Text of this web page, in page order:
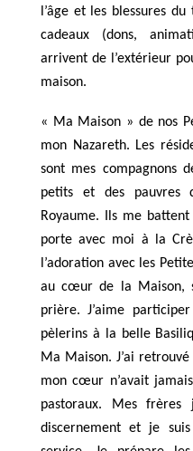
l’âge et les blessures
cadeaux (dons,
arrivent de l’extérieur
maison.
« Ma Maison » de nos
mon Nazareth. Les
sont mes compagnons
petits et des pauvres
Royaume. Ils me
porte avec moi à la
l’adoration avec les
au cœur de la Maison,
prière. J’aime
pèlerins à la belle
Ma Maison. J’ai
mon cœur n’avait
pastoraux. Mes frères
discernement et je